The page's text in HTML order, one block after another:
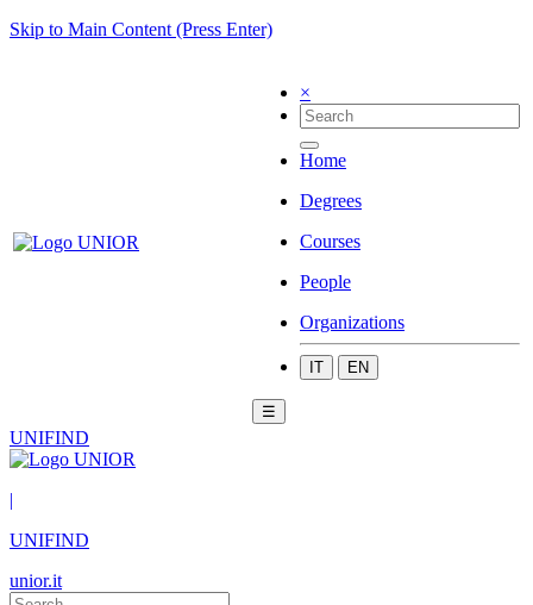
Skip to Main Content (Press Enter)
×
Home
Degrees
Courses
People
Organizations
IT EN
☰
UNIFIND
|
UNIFIND
unior.it